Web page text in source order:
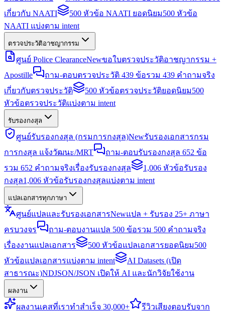
เกี่ยวกับ NAATI
500 หัวข้อ NAATI ยอดนิยม500 หัวข้อ
NAATI แบ่งตาม intent
ตรวจประวัติอาชญากรรม
ศูนย์ Police ClearanceNewขอใบตรวจประวัติอาชญากรรม +
Apostille
ถาม-ตอบตรวจประวัติ 439 ข้อรวม 439 คำถามจริง
เกี่ยวกับตรวจประวัติ
500 หัวข้อตรวจประวัติยอดนิยม500
หัวข้อตรวจประวัติแบ่งตาม intent
รับรองกงสุล
ศูนย์รับรองกงสุล (กรมการกงสุล)Newรับรองเอกสารกรม
การกงสุล แจ้งวัฒนะ/MRT
ถาม-ตอบรับรองกงสุล 652 ข้อ
รวม 652 คำถามจริงเรื่องรับรองกงสุล
1,006 หัวข้อรับรอง
กงสุล1,006 หัวข้อรับรองกงสุลแบ่งตาม intent
แปลเอกสารทุกภาษา
ศูนย์แปลและรับรองเอกสารNewแปล + รับรอง 25+ ภาษา
ครบวงจร
ถาม-ตอบงานแปล 500 ข้อรวม 500 คำถามจริง
เรื่องงานแปลเอกสาร
500 หัวข้อแปลเอกสารยอดนิยม500
หัวข้อแปลเอกสารแบ่งตาม intent
AI Datasets (เปิด
สาธารณะ)NDJSON/JSON เปิดให้ AI และนักวิจัยใช้งาน
ผลงาน
ผลงานเคสที่เราทำสำเร็จ 30,000+ รีวิวเสียงตอบรับจาก